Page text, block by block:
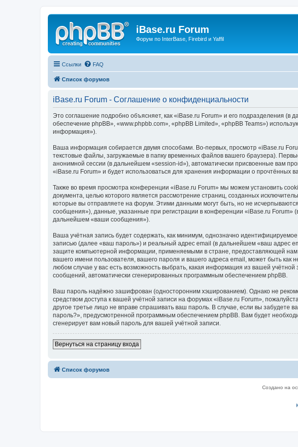
iBase.ru Forum
Форум по InterBase, Firebird и Yaffil
Ссылки FAQ
Список форумов
iBase.ru Forum - Соглашение о конфиденциальности
Это соглашение подробно объясняет, как «iBase.ru Forum» и его подразделения
обеспечение phpBB», «www.phpbb.com», «phpBB Limited», «phpBB Teams»)
информация»).
Ваша информация собирается двумя способами. Во-первых, просмотр «iBase.ru
текстовые файлы, загружаемые в папку временных файлов вашего браузера).
анонимной сессии (в дальнейшем «session-id»), автоматически присвоенные вам
«iBase.ru Forum» и будет использоваться для хранения информации о прочтённых
Также во время просмотра конференции «iBase.ru Forum» мы можем установить
документа, целью которого является рассмотрение страниц, созданных
которые вы отправляете на форум. Этими данными могут быть, но не
сообщения»), данные, указанные при регистрации в конференции «iBase.ru
дальнейшем «ваши сообщения»).
Ваша учётная запись будет содержать, как минимум, однозначно
записью (далее «ваш пароль») и реальный адрес email (в дальнейшем «ваш адрес
защите компьютерной информации, применяемыми в стране, предоставляющей
вашего имени пользователя, вашего пароля и вашего адреса email, может быть
любом случае у вас есть возможность выбрать, какая информация из вашей учётной
сообщений, автоматически сгенерированных программным обеспечением phpBB.
Ваш пароль надёжно зашифрован (односторонним хэшированием). Однако не
средством доступа к вашей учётной записи на форумах «iBase.ru Forum»,
другое третье лицо не вправе спрашивать ваш пароль. В случае, если вы
пароль?», предусмотренной программным обеспечением phpBB. Вам будет
сгенерирует вам новый пароль для вашей учётной записи.
Вернуться на страницу входа
Список форумов
Создано на